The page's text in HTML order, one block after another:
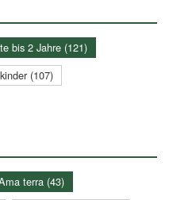
bis 2 Jahre (121)
(107)
terra (43)